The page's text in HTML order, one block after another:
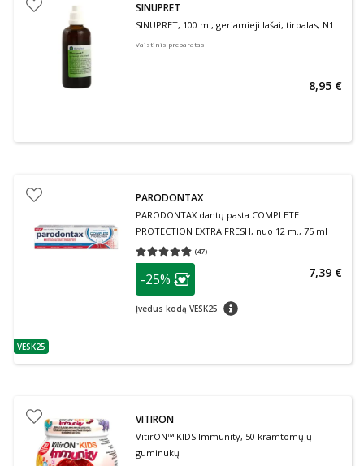
SINUPRET
SINUPRET, 100 ml, geriamieji lašai, tirpalas, N1
Vaistinis preparatas
8,95 €
patarimas
VESK25
PARODONTAX
PARODONTAX dantų pasta COMPLETE
PROTECTION EXTRA FRESH, nuo 12 m., 75 ml
(47)
Vidutinis įvertinimas 4.79
patarimas
Lojalumo klubo narių nuolaida
-25%
Įvedus kodą VESK25 patarimas
7,39 €
VITIRON
VitirON™ KIDS Immunity, 50 kramtomųjų
guminukų